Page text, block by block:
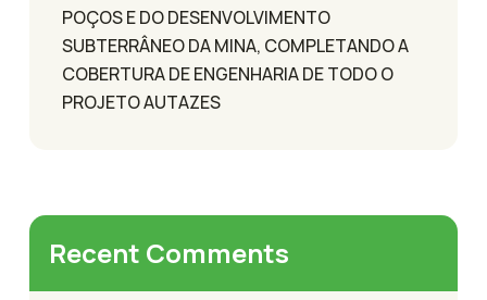
POÇOS E DO DESENVOLVIMENTO
SUBTERRÂNEO DA MINA, COMPLETANDO A
COBERTURA DE ENGENHARIA DE TODO O
PROJETO AUTAZES
Recent Comments